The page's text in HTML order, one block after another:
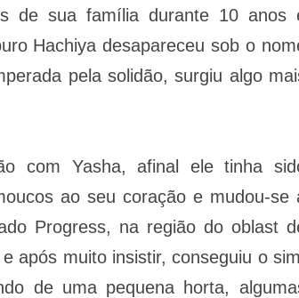
de sua família durante 10 anos
Hachiya desapareceu sob o
pela solidão, surgiu algo
com Yasha, afinal ele tinha
ao seu coração e mudou-se
Progress, na região do oblast
após muito insistir, conseguiu o
de uma pequena horta,